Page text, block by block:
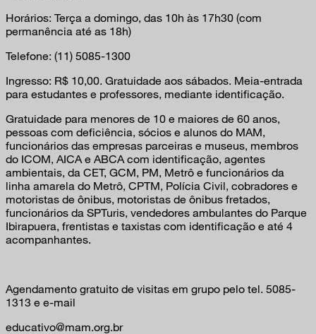
Horários: Terça a domingo, das 10h às 17h30 (com
permanência até as 18h)
Telefone: (11) 5085-1300
Ingresso: R$ 10,00. Gratuidade aos sábados. Meia-entrada
para estudantes e professores, mediante identificação.
Gratuidade para menores de 10 e maiores de 60 anos,
pessoas com deficiência, sócios e alunos do MAM,
funcionários das empresas parceiras e museus, membros
do ICOM, AICA e ABCA com identificação, agentes
ambientais, da CET, GCM, PM, Metrô e funcionários da
linha amarela do Metrô, CPTM, Polícia Civil, cobradores e
motoristas de ônibus, motoristas de ônibus fretados,
funcionários da SPTuris, vendedores ambulantes do Parque
Ibirapuera, frentistas e taxistas com identificação e até 4
acompanhantes.
Agendamento gratuito de visitas em grupo pelo tel. 5085-
1313 e e-mail
educativo@mam.org.br